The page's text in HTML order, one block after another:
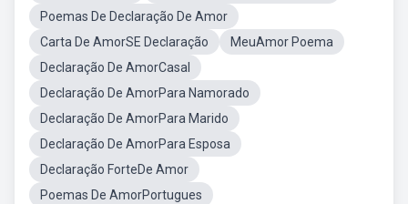
Poemas De Declaração De Amor
Carta De AmorSE Declaração
MeuAmor Poema
Declaração De AmorCasal
Declaração De AmorPara Namorado
Declaração De AmorPara Marido
Declaração De AmorPara Esposa
Declaração ForteDe Amor
Poemas De AmorPortugues